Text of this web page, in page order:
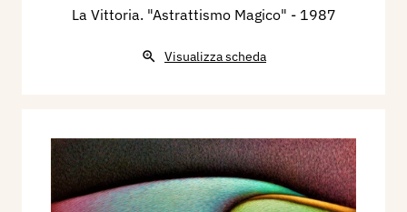
La Vittoria. "Astrattismo Magico" - 1987
Visualizza scheda